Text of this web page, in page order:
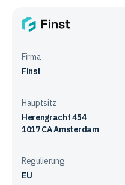
Sicherheit
bei
Anbietern
Firma
Finst
Hauptsitz
Herengracht 454
1017 CA Amsterdam
Regulierung
EU